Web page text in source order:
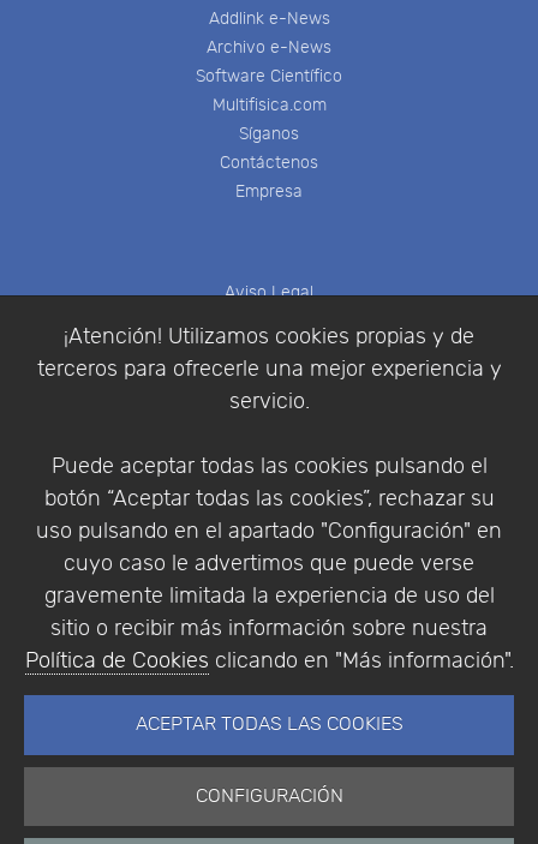
¡Atención! Utilizamos cookies propias y de
terceros para ofrecerle una mejor experiencia y
servicio.
Puede aceptar todas las cookies pulsando el
botón “Aceptar todas las cookies”, rechazar su
uso pulsando en el apartado "Configuración" en
cuyo caso le advertimos que puede verse
gravemente limitada la experiencia de uso del
sitio o recibir más información sobre nuestra
Política de Cookies clicando en "Más información".
ACEPTAR TODAS LAS COOKIES
CONFIGURACIÓN
Addlink e-News
Archivo e-News
Software Científico
Multifisica.com
Síganos
Contáctenos
Empresa
Aviso Legal
Política de Privacidad
Condiciones de compra
Identificarse
Empresa|Aviso Legal| Política de Privacidad |
Política de Cookies
© Copyright 1994 - 2026. Addlink Software
Científico, S.L.
Portugal.